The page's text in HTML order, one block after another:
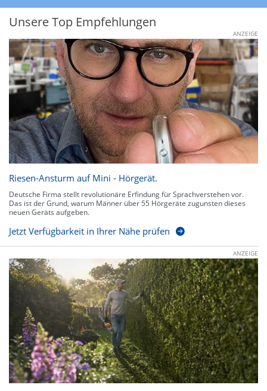
Unsere Top Empfehlungen
ANZEIGE
Riesen-Ansturm auf Mini - Hörgerät.
Deutsche Firma stellt revolutionäre Erfindung für Sprachverstehen vor.
Das ist der Grund, warum Männer über 55 Hörgeräte zugunsten dieses
neuen Geräts aufgeben.
Jetzt Verfügbarkeit in Ihrer Nähe prüfen
ANZEIGE